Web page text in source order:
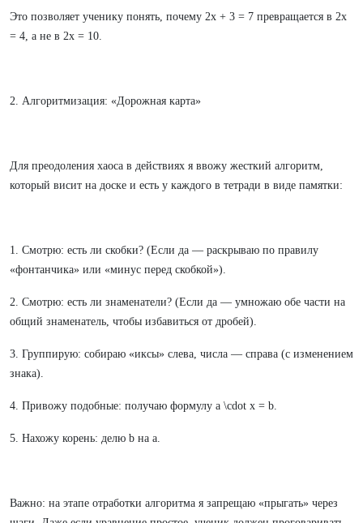
Это позволяет ученику понять, почему 2x + 3 = 7 превращается в 2x
= 4, а не в 2x = 10.
2. Алгоритмизация: «Дорожная карта»
Для преодоления хаоса в действиях я ввожу жесткий алгоритм,
который висит на доске и есть у каждого в тетради в виде памятки:
1. Смотрю: есть ли скобки? (Если да — раскрываю по правилу
«фонтанчика» или «минус перед скобкой»).
2. Смотрю: есть ли знаменатели? (Если да — умножаю обе части на
общий знаменатель, чтобы избавиться от дробей).
3. Группирую: собираю «иксы» слева, числа — справа (с изменением
знака).
4. Привожу подобные: получаю формулу a \cdot x = b.
5. Нахожу корень: делю b на a.
Важно: на этапе отработки алгоритма я запрещаю «прыгать» через